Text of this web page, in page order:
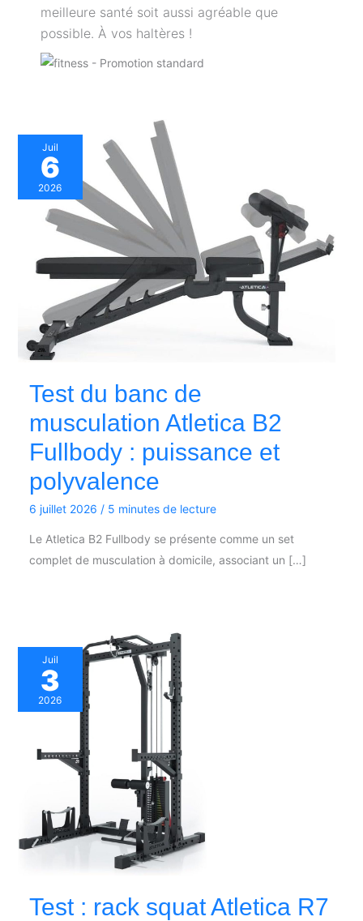
meilleure santé soit aussi agréable que
possible. À vos haltères !
Juil
6
2026
Test du banc de
musculation Atletica B2
Fullbody : puissance et
polyvalence
6 juillet 2026 / 5 minutes de lecture
Le Atletica B2 Fullbody se présente comme un set
complet de musculation à domicile, associant un […]
Juil
3
2026
Test : rack squat Atletica R7